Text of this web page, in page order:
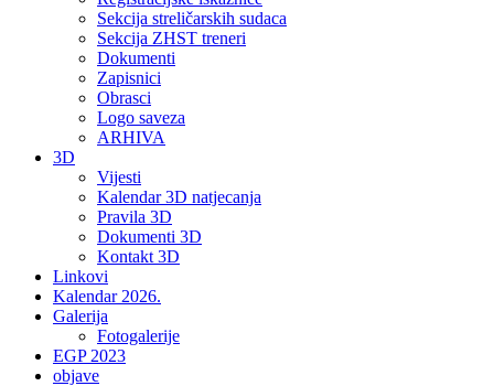
Sekcija streličarskih sudaca
Sekcija ZHST treneri
Dokumenti
Zapisnici
Obrasci
Logo saveza
ARHIVA
3D
Vijesti
Kalendar 3D natjecanja
Pravila 3D
Dokumenti 3D
Kontakt 3D
Linkovi
Kalendar 2026.
Galerija
Fotogalerije
EGP 2023
objave